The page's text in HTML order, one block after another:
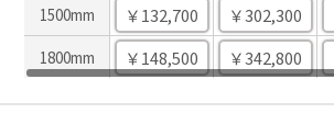
1500mm ￥132,700 ￥302,300
1800mm ￥148,500 ￥342,800